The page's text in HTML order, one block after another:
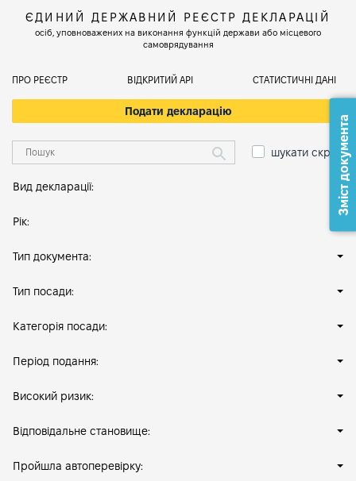
ЄДИНИЙ ДЕРЖАВНИЙ РЕЄСТР ДЕКЛАРАЦІЙ
осіб, уповноважених на виконання функцій держави або місцевого
самоврядування
ПРО РЕЄСТР ВІДКРИТИЙ АРІ СТАТИСТИЧНІ ДАНІ
Подати декларацію
шукати скрізь
Вид декларації:
Рік:
Тип документа:
Тип посади:
Категорія посади:
Період подання:
Високий ризик:
Відповідальне становище:
Пройшла автоперевірку:
Зміст документа